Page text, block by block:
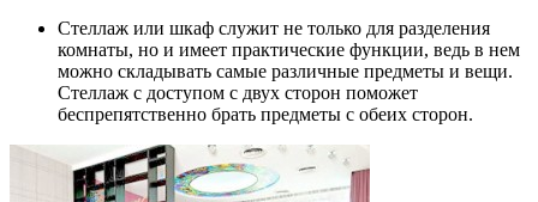
Стеллаж или шкаф служит не только для разделения
комнаты, но и имеет практические функции, ведь в нем
можно складывать самые различные предметы и вещи.
Стеллаж с доступом с двух сторон поможет
беспрепятственно брать предметы с обеих сторон.